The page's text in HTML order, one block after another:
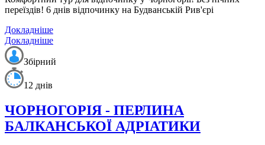
переїздів! 6 днів відпочинку на Будванській Рив'єрі
Докладніше
Докладніше
Збірний
12 днів
ЧОРНОГОРІЯ - ПЕРЛИНА
БАЛКАНСЬКОЇ АДРІАТИКИ